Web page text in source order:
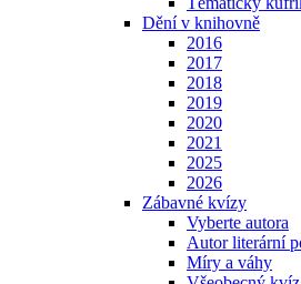
Dění v knihovně
2016
2017
2018
2019
2020
2021
2025
2026
Zábavné kvízy
Vyberte autora
Autor literární
Míry a váhy